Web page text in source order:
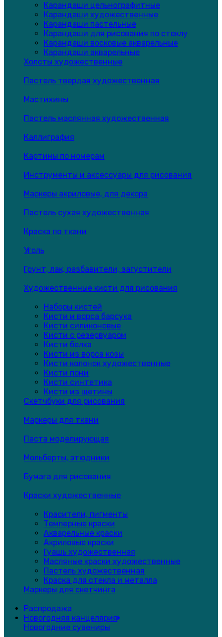
Карандаши цельнографитные
Карандаши художественные
Карандаши пастельные
Карандаши для рисования по стеклу
Карандаши восковые акварельные
Карандаши акварельные
Холсты художественные
Пастель твердая художественная
Мастихины
Пастель маслянная художественная
Каллиграфия
Картины по номерам
Инструменты и аксессуары для рисования
Маркеры акриловые, для декора
Пастель сухая художественная
Краска по ткани
Уголь
Грунт, лак, разбавители, загустители
Художественные кисти для рисования
Наборы кистей
Кисти и ворса барсука
Кисти силиконовые
Кисти с резервуаром
Кисти белка
Кисти из ворса козы
Кисти колонок художественные
Кисти пони
Кисти синтетика
Кисти из щетины
Скетчбуки для рисования
Маркеры для ткани
Паста моделирующая
Мольберты, этюдники
Бумага для рисования
Краски художественные
Красители, пигменты
Темперные краски
Акварельные краски
Акриловые краски
Гуашь художественная
Масляные краски художественные
Пастель художественная
Краска для стекла и металла
Маркеры для скетчинга
Распродажа
Новогодняя канцелярия
Новогодние сувениры